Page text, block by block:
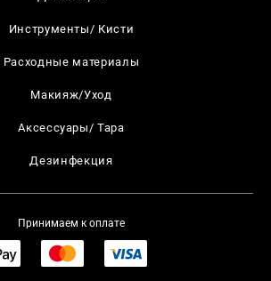
Инструменты/ Кисти
Расходные материалы
Макияж/Уход
Аксессуары/ Тара
Дезинфекция
Принимаем к оплате